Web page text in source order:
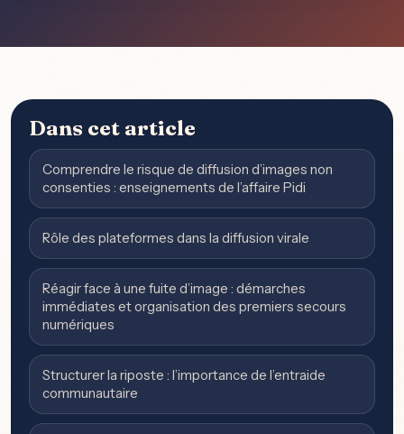
Dans cet article
Comprendre le risque de diffusion d’images non
consenties : enseignements de l’affaire Pidi
Rôle des plateformes dans la diffusion virale
Réagir face à une fuite d’image : démarches
immédiates et organisation des premiers secours
numériques
Structurer la riposte : l’importance de l’entraide
communautaire